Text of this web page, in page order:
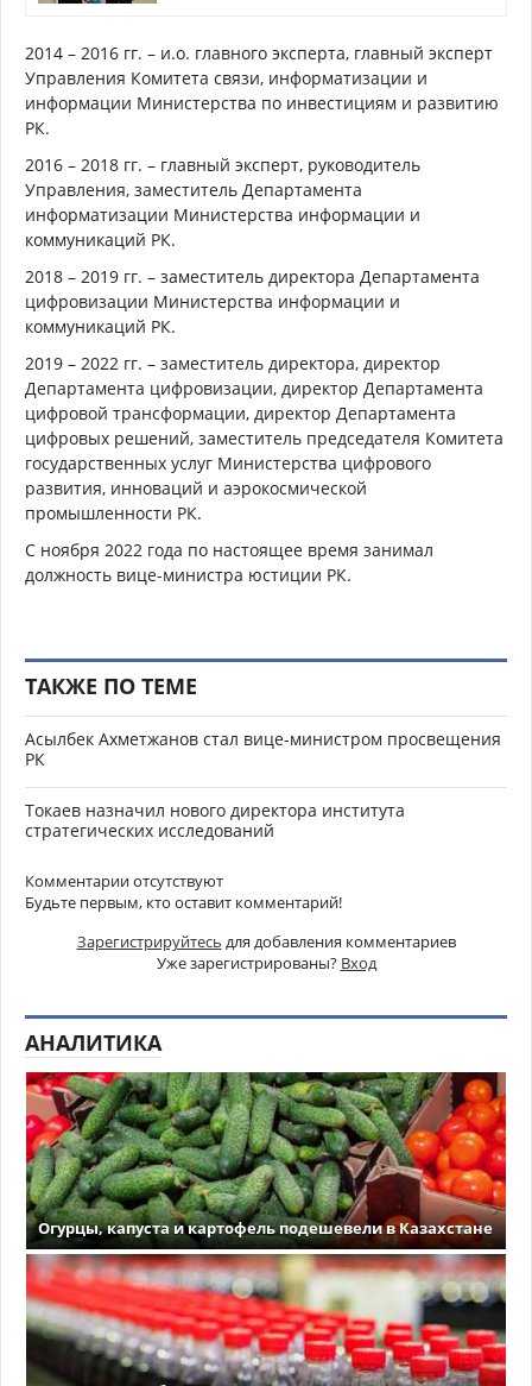
2014 – 2016 гг. – и.о. главного эксперта, главный эксперт
Управления Комитета связи, информатизации и
информации Министерства по инвестициям и развитию
РК.
2016 – 2018 гг. – главный эксперт, руководитель
Управления, заместитель Департамента
информатизации Министерства информации и
коммуникаций РК.
2018 – 2019 гг. – заместитель директора Департамента
цифровизации Министерства информации и
коммуникаций РК.
2019 – 2022 гг. – заместитель директора, директор
Департамента цифровизации, директор Департамента
цифровой трансформации, директор Департамента
цифровых решений, заместитель председателя Комитета
государственных услуг Министерства цифрового
развития, инноваций и аэрокосмической
промышленности РК.
С ноября 2022 года по настоящее время занимал
должность вице-министра юстиции РК.
ТАКЖЕ ПО ТЕМЕ
Асылбек Ахметжанов стал вице-министром просвещения
РК
Токаев назначил нового директора института
стратегических исследований
Комментарии отсутствуют
Будьте первым, кто оставит комментарий!
Зарегистрируйтесь для добавления комментариев
Уже зарегистрированы? Вход
АНАЛИТИКА
Огурцы, капуста и картофель подешевели в Казахстане